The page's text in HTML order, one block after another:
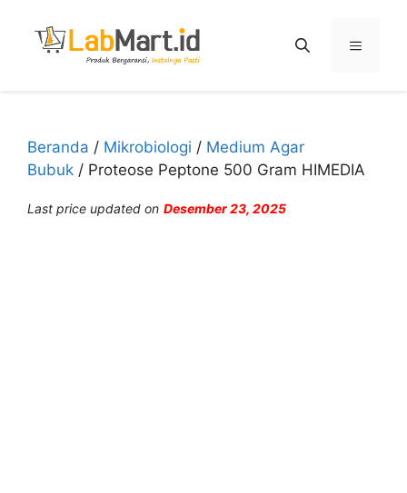
Menu
Beranda / Mikrobiologi / Medium Agar
Bubuk / Proteose Peptone 500 Gram HIMEDIA
Last price updated on Desember 23, 2025